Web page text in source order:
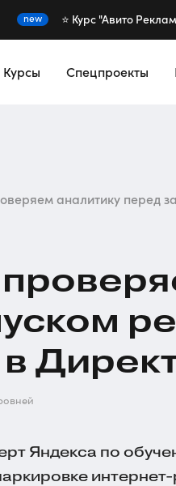
new ⭐️ Курс "Авито
Курсы Спецпроекты
аналитику перед
Яндекса по